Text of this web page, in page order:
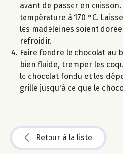
avant de passer en
température à 170 °C.
les madeleines soient
refroidir.
Faire fondre le chocolat au
bien fluide, tremper les
le chocolat fondu et les
grille jusqu'à ce que le
Retour à la liste